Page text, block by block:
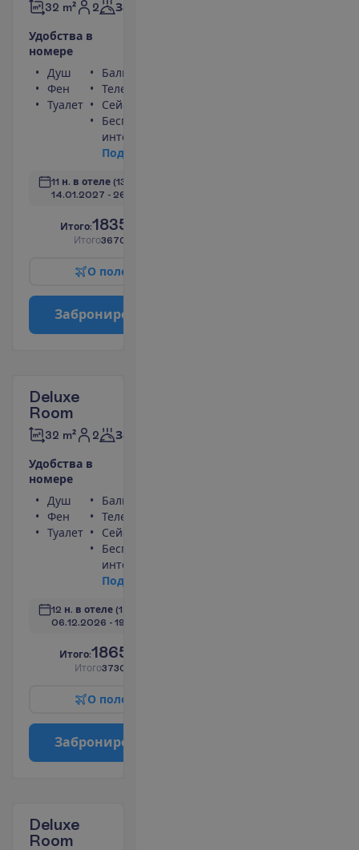
32 m² 2 Завтраки
Удобства в
номере
Душ
Фен
Туалет
Балкон
Телефон
Сейф
Беспроводной
интернет
Под
11 н. в отеле (13 н. всего)
14.01.2027 - 26.01.2027
Итого:1835.00
Итого3670.00
О поле
Заброниро
Deluxe
Room
32 m² 2 Завтраки
Удобства в
номере
Душ
Фен
Туалет
Балкон
Телефон
Сейф
Беспроводной
интернет
Под
12 н. в отеле (14 н. всего)
06.12.2026 - 19.12.2026
Итого:1865.00
Итого3730.00
О поле
Заброниро
Deluxe
Room